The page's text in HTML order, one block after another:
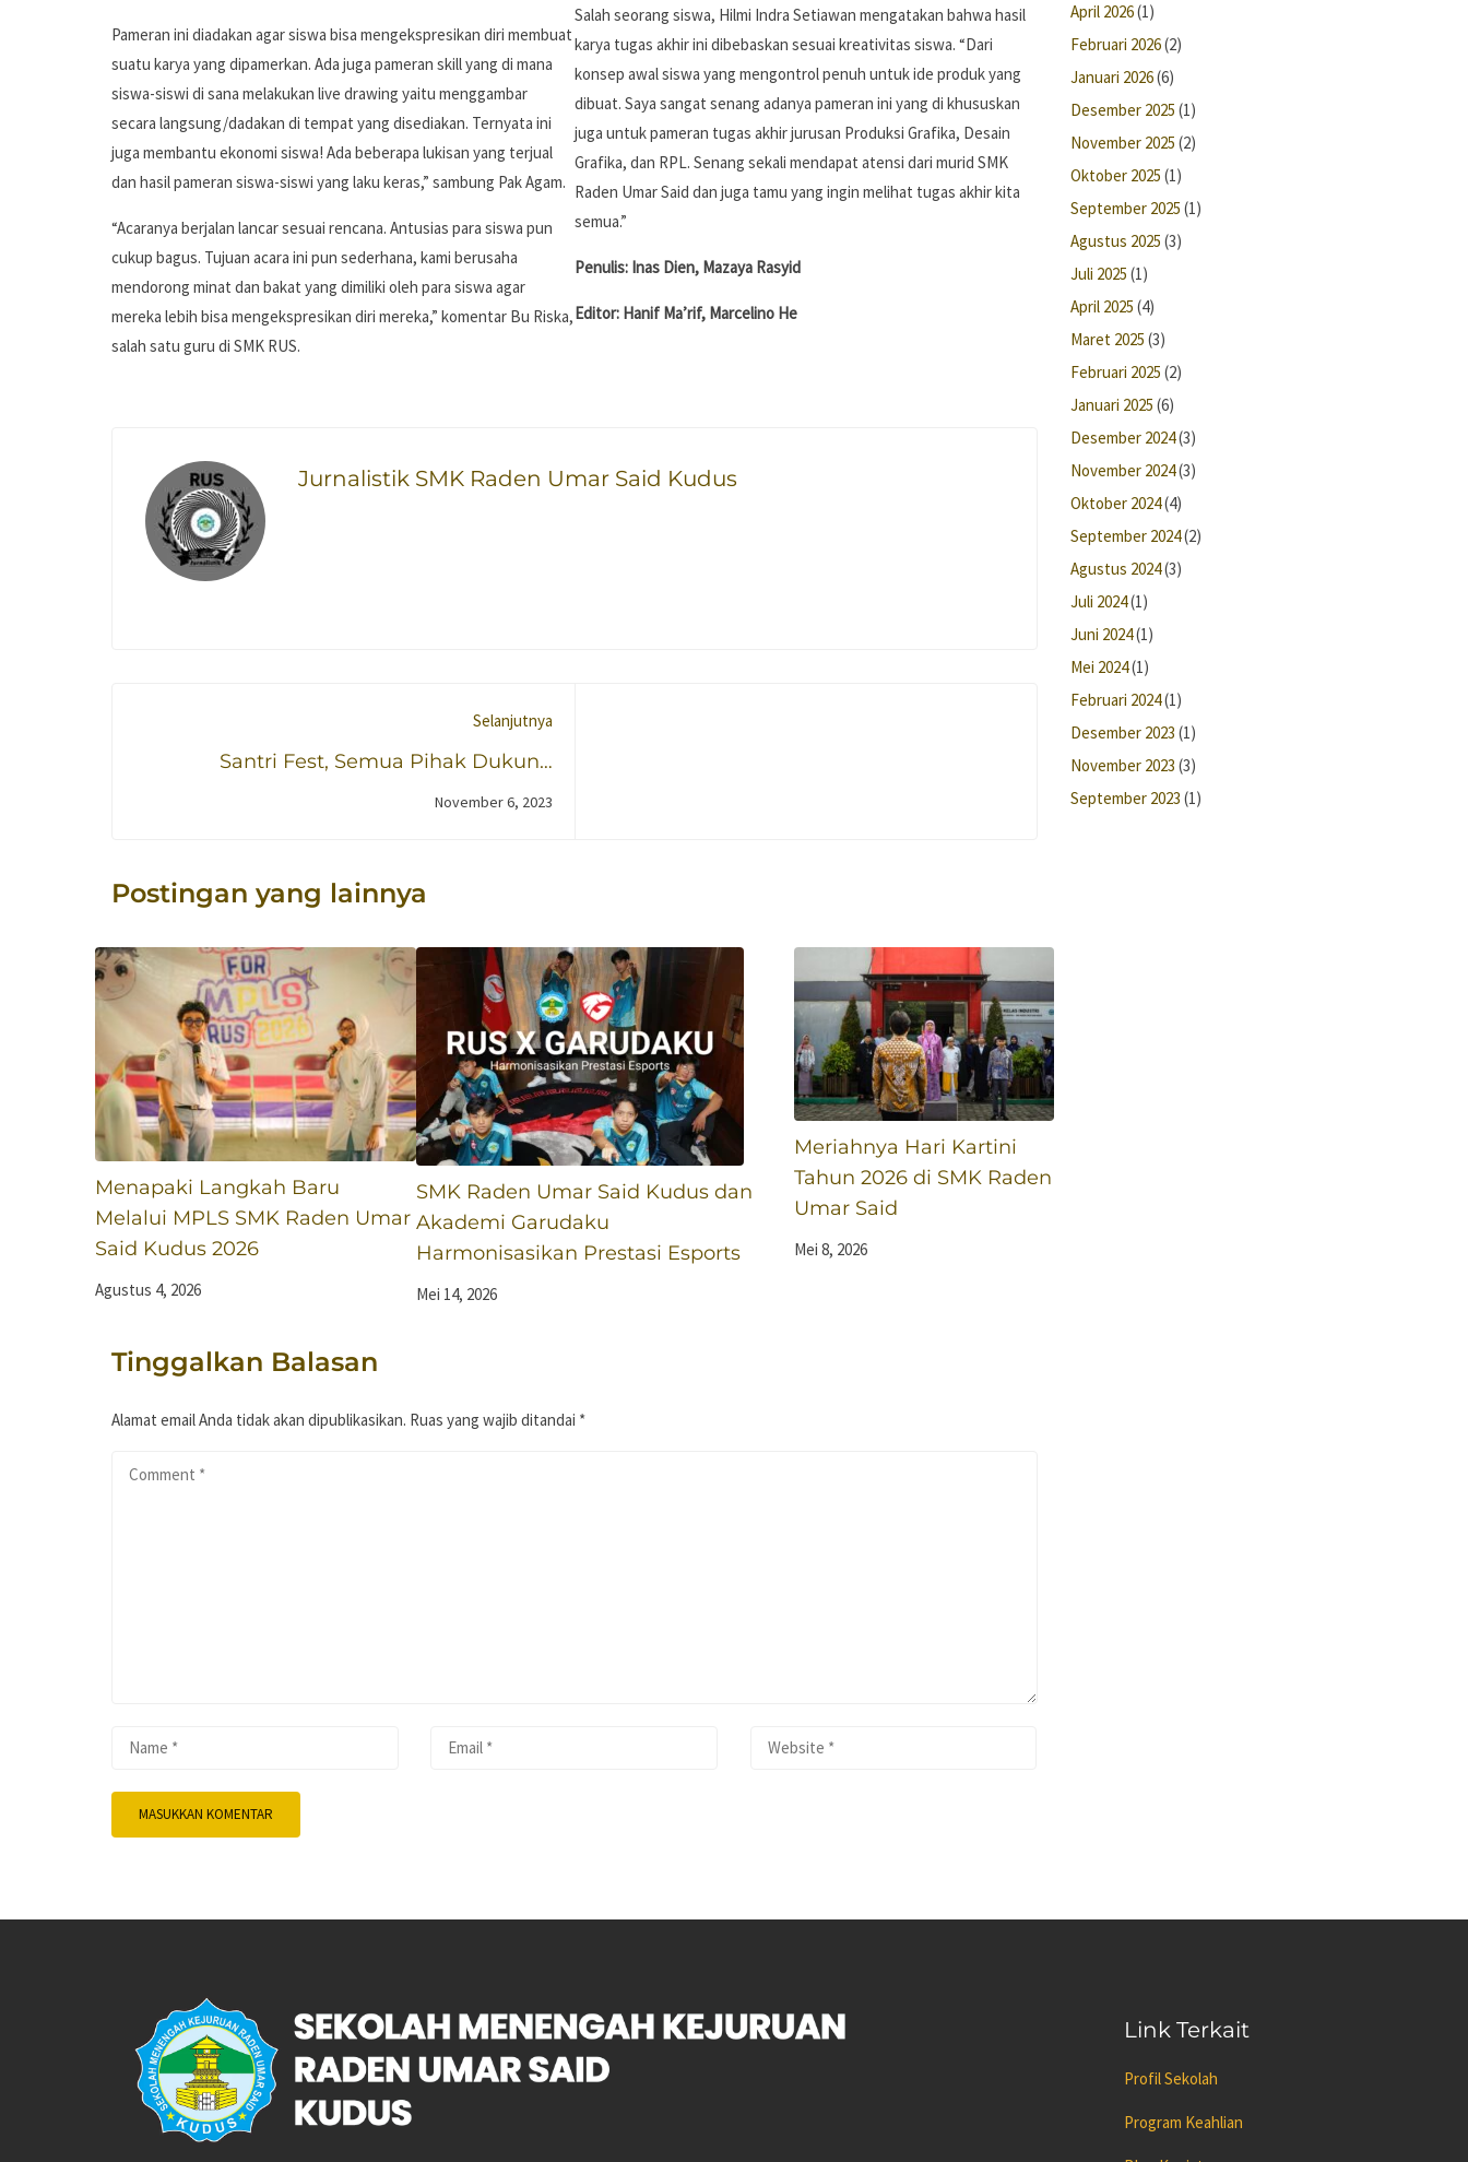
Pameran ini diadakan agar siswa bisa mengekspresikan diri membuat
suatu karya yang dipamerkan. Ada juga pameran skill yang di mana
siswa-siswi di sana melakukan live drawing yaitu menggambar
secara langsung/dadakan di tempat yang disediakan. Ternyata ini
juga membantu ekonomi siswa! Ada beberapa lukisan yang terjual
dan hasil pameran siswa-siswi yang laku keras,” sambung Pak Agam.
“Acaranya berjalan lancar sesuai rencana. Antusias para siswa pun
cukup bagus. Tujuan acara ini pun sederhana, kami berusaha
mendorong minat dan bakat yang dimiliki oleh para siswa agar
mereka lebih bisa mengekspresikan diri mereka,” komentar Bu Riska,
salah satu guru di SMK RUS.
Salah seorang siswa, Hilmi Indra Setiawan mengatakan bahwa hasil
karya tugas akhir ini dibebaskan sesuai kreativitas siswa. “Dari
konsep awal siswa yang mengontrol penuh untuk ide produk yang
dibuat. Saya sangat senang adanya pameran ini yang di khususkan
juga untuk pameran tugas akhir jurusan Produksi Grafika, Desain
Grafika, dan RPL. Senang sekali mendapat atensi dari murid SMK
Raden Umar Said dan juga tamu yang ingin melihat tugas akhir kita
semua.”
Penulis: Inas Dien, Mazaya Rasyid
Editor: Hanif Ma’rif, Marcelino He
Jurnalistik SMK Raden Umar Said Kudus
Selanjutnya
Santri Fest, Semua Pihak Dukung
Generasi Santri di SMK Raden Umar Said
November 6, 2023
Postingan yang lainnya
Menapaki Langkah Baru
Melalui MPLS SMK Raden Umar
Said Kudus 2026
Agustus 4, 2026
SMK Raden Umar Said Kudus dan
Akademi Garudaku
Harmonisasikan Prestasi Esports
Mei 14, 2026
Meriahnya Hari Kartini
Tahun 2026 di SMK Raden
Umar Said
Mei 8, 2026
Tinggalkan Balasan
Alamat email Anda tidak akan dipublikasikan. Ruas yang wajib ditandai *
April 2026(1)
Februari 2026(2)
Januari 2026(6)
Desember 2025 (1)
November 2025 (2)
Oktober 2025 (1)
September 2025 (1)
Agustus 2025 (3)
Juli 2025 (1)
April 2025 (4)
Maret 2025 (3)
Februari 2025 (2)
Januari 2025 (6)
Desember 2024(3)
November 2024(3)
Oktober 2024(4)
September 2024(2)
Agustus 2024(3)
Juli 2024(1)
Juni 2024(1)
Mei 2024(1)
Februari 2024(1)
Desember 2023 (1)
November 2023 (3)
September 2023 (1)
Link Terkait
Profil Sekolah
Program Keahlian